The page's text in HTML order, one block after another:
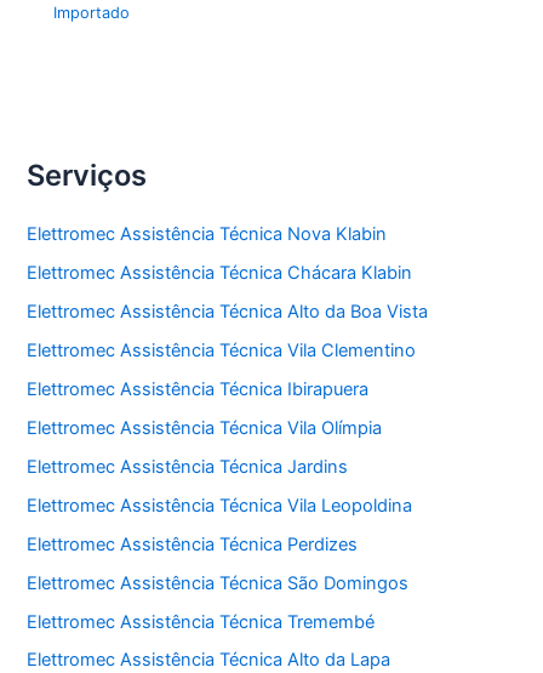
Importado
Serviços
Elettromec Assistência Técnica Nova Klabin
Elettromec Assistência Técnica Chácara Klabin
Elettromec Assistência Técnica Alto da Boa Vista
Elettromec Assistência Técnica Vila Clementino
Elettromec Assistência Técnica Ibirapuera
Elettromec Assistência Técnica Vila Olímpia
Elettromec Assistência Técnica Jardins
Elettromec Assistência Técnica Vila Leopoldina
Elettromec Assistência Técnica Perdizes
Elettromec Assistência Técnica São Domingos
Elettromec Assistência Técnica Tremembé
Elettromec Assistência Técnica Alto da Lapa